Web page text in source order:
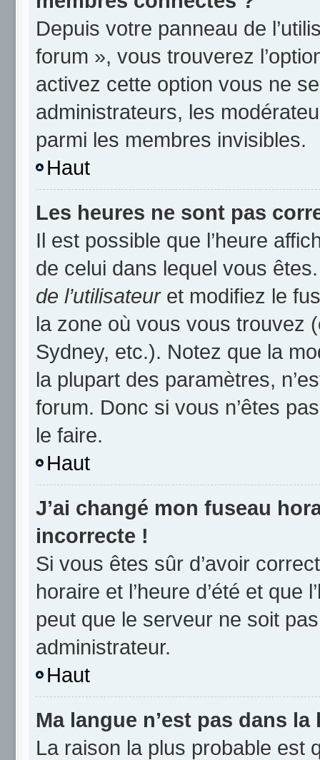
Depuis votre panneau de
forum », vous trouverez
activez cette option vous ne
administrateurs, les
parmi les membres invisibles.
Haut
Les heures ne sont pas
Il est possible que l’heure
de celui dans lequel vous
de l’utilisateuret modifiez le
la zone où vous vous trouvez
Sydney, etc.). Notez que la
la plupart des paramètres,
forum. Donc si vous n’êtes
le faire.
Haut
J’ai changé mon fuseau
incorrecte !
Si vous êtes sûr d’avoir
horaire et l’heure d’été et que
peut que le serveur ne soit
administrateur.
Haut
Ma langue n’est pas dans la
La raison la plus probable est